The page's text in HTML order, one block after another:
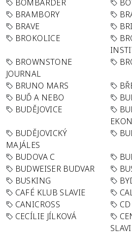
BOMBARDÉR
BRAMBORY
BRAVE
BROKOLICE
BROWNSTONE
JOURNAL
BRUNO MARS
BUĎ A NEBO
BUDĚJOVICE
BUDĚJOVICKÝ
MAJÁLES
BUDOVA C
BUDWEISER BUDVAR
BUSKING
CAFÉ KLUB SLAVIE
CANICROSS
CD
CECÍLIE JÍLKOVÁ